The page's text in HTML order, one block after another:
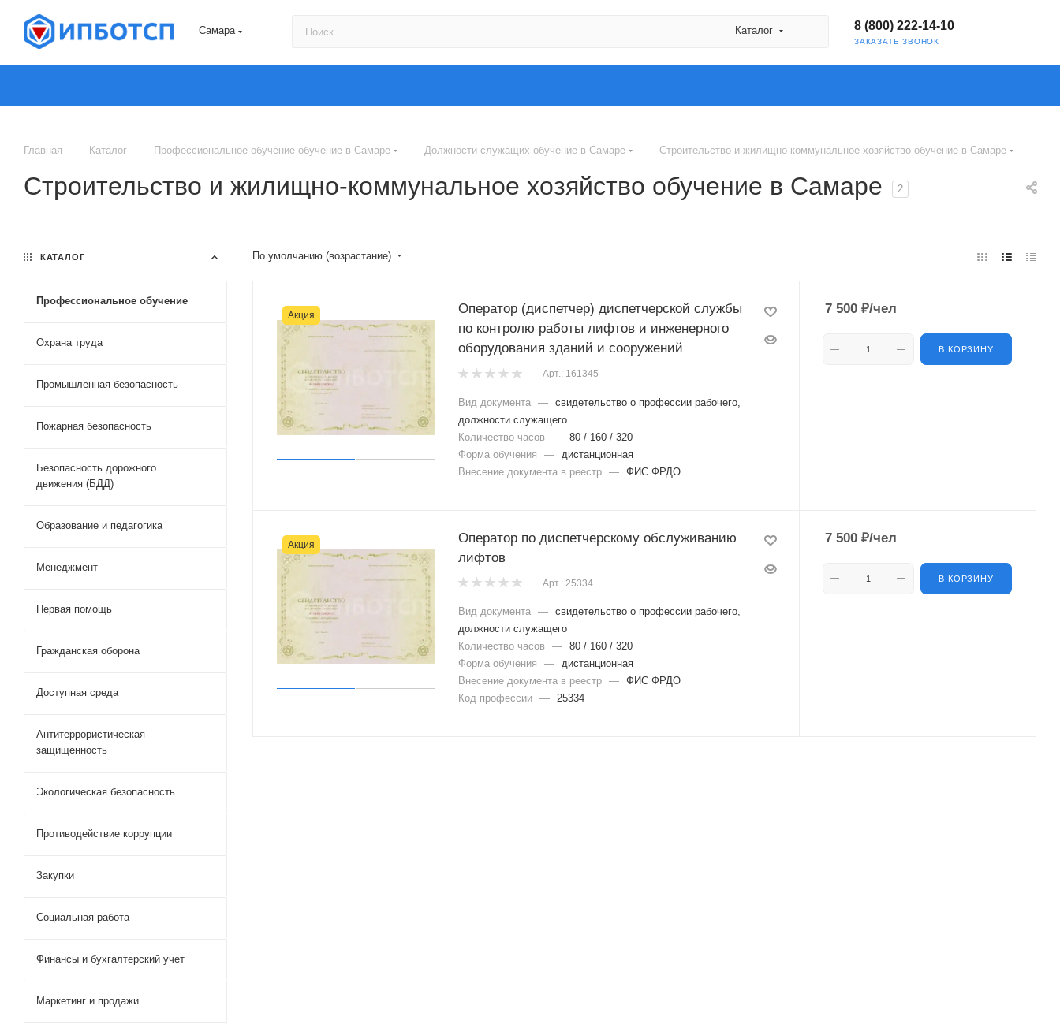
Самара Каталог 8 (800) 222-14-10
ЗАКАЗАТЬ ЗВОНОК
Главная — Каталог — Профессиональное обучение обучение в Самаре — Должности служащих обучение в Самаре — Строительство и жилищно-коммунальное хозяйство обучение в Самаре
Строительство и жилищно-коммунальное хозяйство обучение в Самаре 2
По умолчанию (возрастание)
Акция
Оператор (диспетчер) диспетчерской службы
по контролю работы лифтов и инженерного
оборудования зданий и сооружений
Арт.: 161345
Вид документа — свидетельство о профессии рабочего,
должности служащего
Количество часов
— 80 / 160 / 320
Форма обучения
—
дистанционная
Внесение документа в реестр — ФИС ФРДО
7 500 ₽/чел
В КОРЗИНУ
Акция
Оператор по диспетчерскому обслуживанию
лифтов
Арт.: 25334
Вид документа — свидетельство о профессии рабочего,
должности служащего
Количество часов
— 80 / 160 / 320
Форма обучения
— дистанционная
Внесение документа в реестр — ФИС ФРДО
Код профессии — 25334
7 500 ₽/чел
В КОРЗИНУ
КАТАЛОГ
Профессиональное обучение
Охрана труда
Промышленная безопасность
Пожарная безопасность
Безопасность дорожного
движения (БДД)
Образование и педагогика
Менеджмент
Первая помощь
Гражданская оборона
Доступная среда
Антитеррористическая
защищенность
Экологическая безопасность
Противодействие коррупции
Закупки
Социальная работа
Финансы и бухгалтерский учет
Маркетинг и продажи